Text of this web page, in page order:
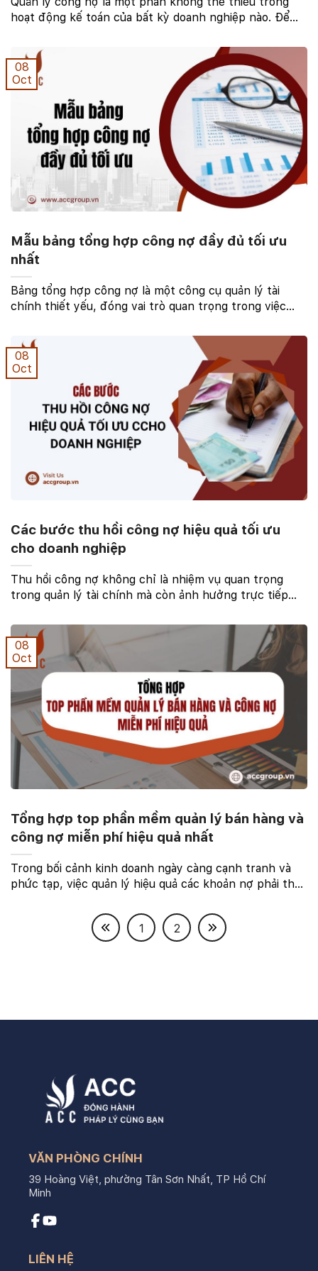
hoạt động kế toán của bất kỳ doanh nghiệp nào. Để
doanh nghiệp thường sử dụng sổ chi tiết công ...
08
Oct
Mẫu bảng tổng hợp công nợ đầy đủ tối ưu
nhất
Bảng tổng hợp công nợ là một công cụ quản lý tài
chính thiết yếu, đóng vai trò quan trọng trong việc
nghiệp. Đây là yếu tố cốt lõi giúp doanh nghiệp ...
08
Oct
Các bước thu hồi công nợ hiệu quả tối ưu
cho doanh nghiệp
Thu hồi công nợ không chỉ là nhiệm vụ quan trọng
trong quản lý tài chính mà còn ảnh hưởng trực tiếp
này Công ty Luật ACC sẽ trình bày các bước thu ...
08
Oct
Tổng hợp top phần mềm quản lý bán hàng và
công nợ miễn phí hiệu quả nhất
Trong bối cảnh kinh doanh ngày càng cạnh tranh và
phức tạp, việc quản lý hiệu quả các khoản nợ phải thu
quản lý bán hàng và công nợ đã ra đời như một ...
1
2
VĂN PHÒNG CHÍNH
39 Hoàng Việt, phường Tân Sơn Nhất, TP Hồ Chí
Minh
LIÊN HỆ